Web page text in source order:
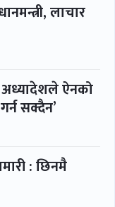
लाचार
अध्यादेशले ऐनको
सक्दैन’
: छिनमै